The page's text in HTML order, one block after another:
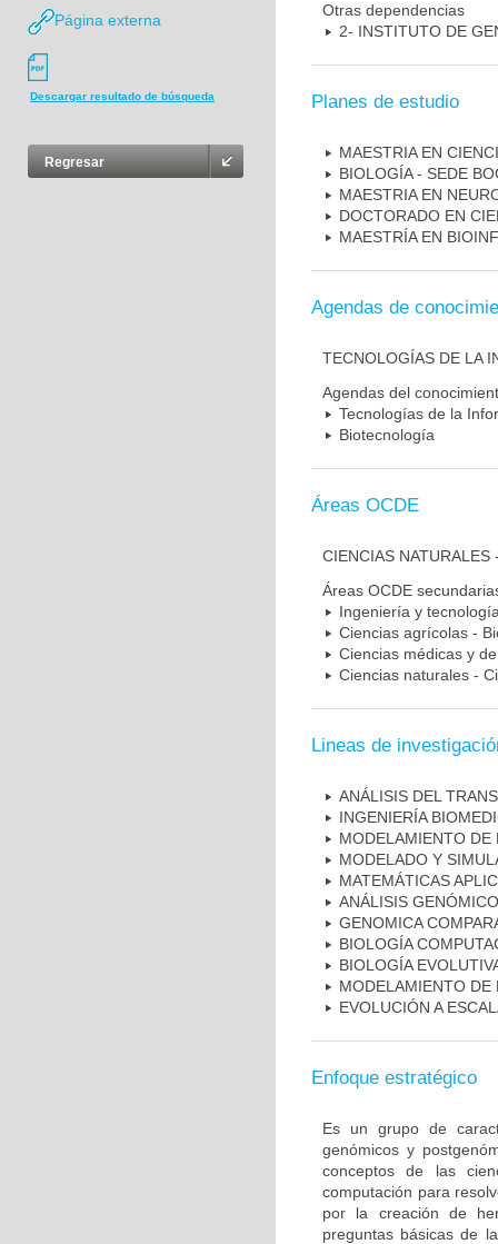
Página externa
Descargar resultado de búsqueda
Regresar
Otras dependencias
2- INSTITUTO DE
Planes de estudio
MAESTRIA EN
BIOLOGÍA - SEDE
MAESTRIA EN
DOCTORADO EN
MAESTRÍA EN
Agendas de
TECNOLOGÍAS DE LA
Agendas del
Tecnologías de la
Biotecnología
Áreas OCDE
CIENCIAS
Áreas OCDE
Ingeniería y
Ciencias agrícolas -
Ciencias médicas y
Ciencias naturales -
Lineas de
ANÁLISIS DEL
INGENIERÍA
MODELAMIENTO DE
MODELADO Y
MATEMÁTICAS
ANÁLISIS
GENOMICA
BIOLOGÍA
BIOLOGÍA
MODELAMIENTO DE
EVOLUCIÓN A
Enfoque estratégico
Es un grupo de
genómicos y
conceptos de las
computación para
por la creación de
preguntas básicas de